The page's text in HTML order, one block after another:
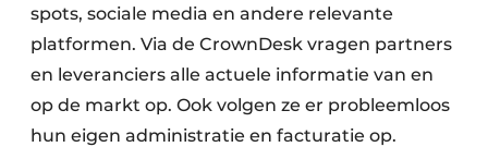
spots, sociale media en andere relevante
platformen. Via de CrownDesk vragen partners
en leveranciers alle actuele informatie van en
op de markt op. Ook volgen ze er probleemloos
hun eigen administratie en facturatie op.